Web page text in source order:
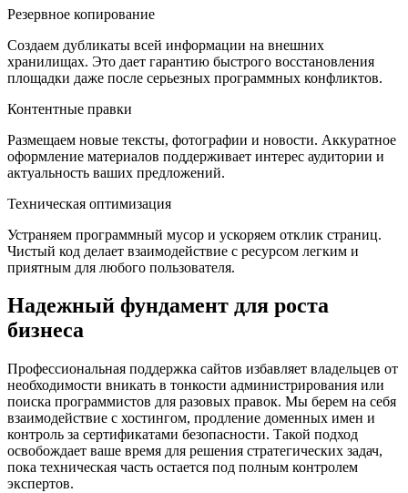
Резервное копирование
Создаем дубликаты всей информации на внешних
хранилищах. Это дает гарантию быстрого восстановления
площадки даже после серьезных программных конфликтов.
Контентные правки
Размещаем новые тексты, фотографии и новости. Аккуратное
оформление материалов поддерживает интерес аудитории и
актуальность ваших предложений.
Техническая оптимизация
Устраняем программный мусор и ускоряем отклик страниц.
Чистый код делает взаимодействие с ресурсом легким и
приятным для любого пользователя.
Надежный фундамент для роста
бизнеса
Профессиональная поддержка сайтов избавляет владельцев от
необходимости вникать в тонкости администрирования или
поиска программистов для разовых правок. Мы берем на себя
взаимодействие с хостингом, продление доменных имен и
контроль за сертификатами безопасности. Такой подход
освобождает ваше время для решения стратегических задач,
пока техническая часть остается под полным контролем
экспертов.